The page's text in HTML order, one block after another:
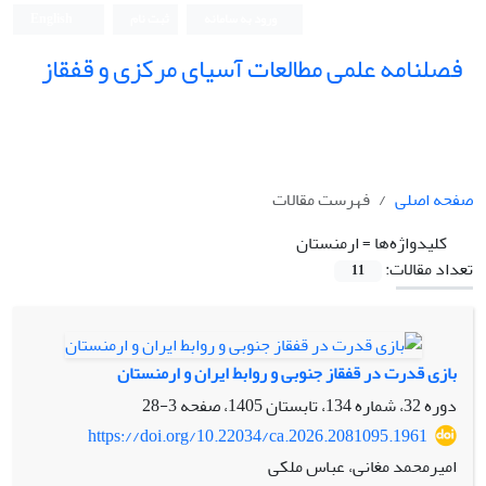
فصلنامه علمی مطالعات آسیای مرکزی و قفقاز
صفحه اصلی
فهرست مقالات
کلیدواژه‌ها =ارمنستان
تعداد مقالات:
11
بازی قدرت در قفقاز جنوبی و روابط ایران و ارمنستان
دوره 32، شماره 134، تابستان 1405، صفحه
3-28
https://doi.org/10.22034/ca.2026.2081095.1961
امیرمحمد مغانی، عباس ملکی